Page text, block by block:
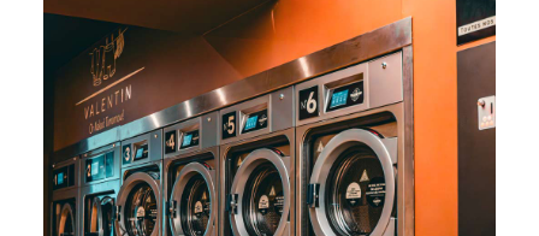
Nos laveries
Témoignages
Nos valeurs
Contact